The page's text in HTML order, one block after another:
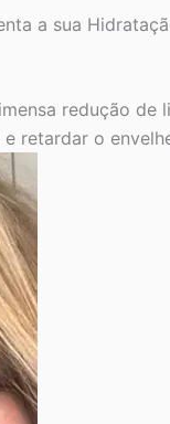
a sua
redução
retardar o